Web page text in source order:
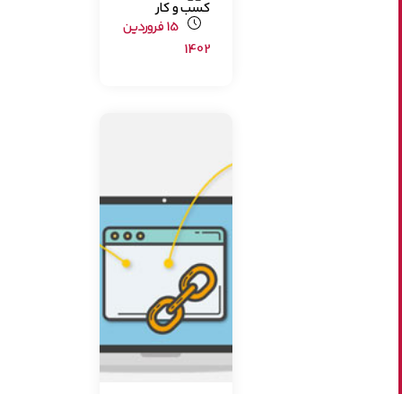
کسب و کار
15 فروردین
1402